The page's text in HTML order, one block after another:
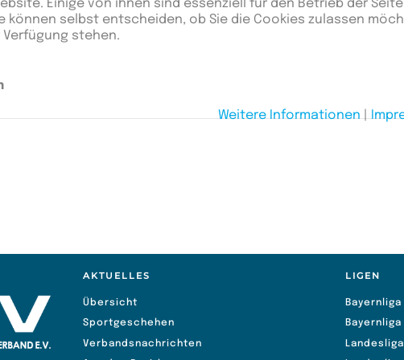
AKTUELLES
Übersicht
Sportgeschehen
Verbandsnachrichten
LIGEN
Bayernliga
Bayernliga
Einige von ihnen sind essenziell für den Betrieb der
können selbst entscheiden, ob Sie die Cookies zulassen
stehen.
Weitere Informationen|